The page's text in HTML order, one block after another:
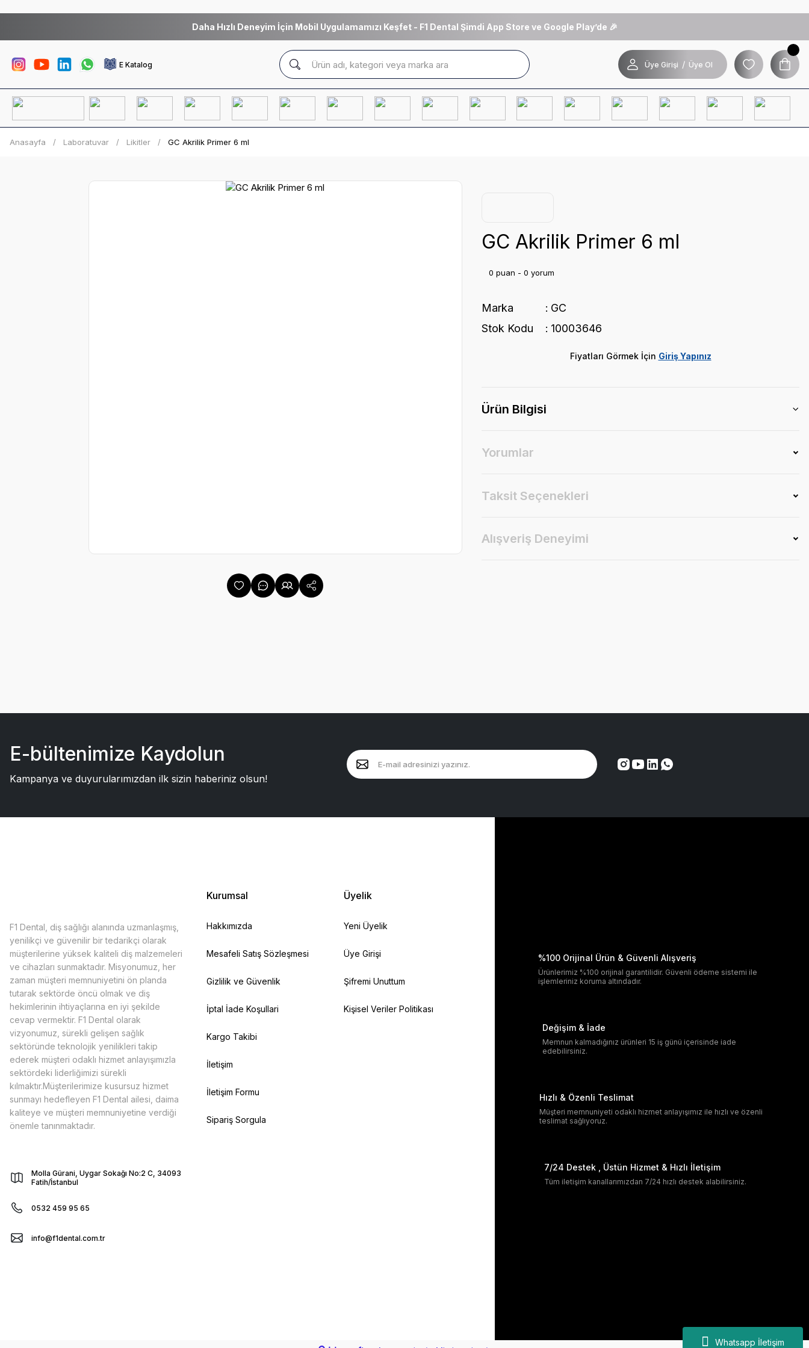
Whatsapp İletişim
Daha Hızlı Deneyim İçin Mobil Uygulamamızı Keşfet - F1 Dental Şimdi App Store ve Google Play’de 🎉
E Katalog Üye Girişi / Üye Ol
Anasayfa Laboratuvar Likitler GC Akrilik Primer 6 ml
GC Akrilik Primer 6 ml
0 puan - 0 yorum
Marka
GC
Stok Kodu
10003646
Fiyatları Görmek İçin Giriş Yapınız
Ürün Bilgisi
Yorumlar
Taksit Seçenekleri
Alışveriş Deneyimi
E-bültenimize Kaydolun
Kampanya ve duyurularımızdan ilk sizin haberiniz olsun!
F1 Dental, diş sağlığı alanında uzmanlaşmış,
yenilikçi ve güvenilir bir tedarikçi olarak
müşterilerine yüksek kaliteli diş malzemeleri
ve cihazları sunmaktadır. Misyonumuz, her
zaman müşteri memnuniyetini ön planda
tutarak sektörde öncü olmak ve diş
hekimlerinin ihtiyaçlarına en iyi şekilde
cevap vermektir. F1 Dental olarak
vizyonumuz, sürekli gelişen sağlık
sektöründe teknolojik yenilikleri takip
ederek müşteri odaklı hizmet anlayışımızla
sektördeki liderliğimizi sürekli
kılmaktır.Müşterilerimize kusursuz hizmet
sunmayı hedefleyen F1 Dental ailesi, daima
kaliteye ve müşteri memnuniyetine verdiği
önemle tanınmaktadır.
Molla Gürani, Uygar Sokağı No:2 C, 34093
Fatih/İstanbul
0532 459 95 65
info@f1dental.com.tr
Kurumsal
Hakkımızda
Mesafeli Satış Sözleşmesi
Gizlilik ve Güvenlik
İptal İade Koşullari
Kargo Takibi
İletişim
İletişim Formu
Sipariş Sorgula
Üyelik
Yeni Üyelik
Üye Girişi
Şifremi Unuttum
Kişisel Veriler Politikası
%100 Orijinal Ürün & Güvenli Alışveriş
Ürünlerimiz %100 orijinal garantilidir. Güvenli ödeme sistemi ile
işlemleriniz koruma altındadır.
Değişim & İade
Memnun kalmadığınız ürünleri 15 iş günü içerisinde iade
edebilirsiniz.
Hızlı & Özenli Teslimat
Müşteri memnuniyeti odaklı hizmet anlayışımız ile hızlı ve özenli
teslimat sağlıyoruz.
7/24 Destek , Üstün Hizmet & Hızlı İletişim
Tüm iletişim kanallarımızdan 7/24 hızlı destek alabilirsiniz.